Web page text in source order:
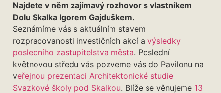
Najdete v něm zajímavý rozhovor s vlastníkem
Dolu Skalka Igorem Gajduškem.
Seznámíme vás s aktuálním stavem
rozpracovanosti investičních akcí a výsledky
posledního zastupitelstva města. Poslední
květnovou středu vás pozveme vás do Pavilonu na
veřejnou prezentaci Architektonické studie
Svazkové školy pod Skalkou. Blíže se věnujeme 13